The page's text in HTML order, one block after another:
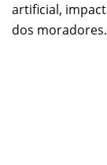
artificial,
dos moradores.